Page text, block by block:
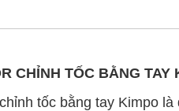
CHỈNH TỐC BẰNG TAY
tốc bằng tay Kimpo